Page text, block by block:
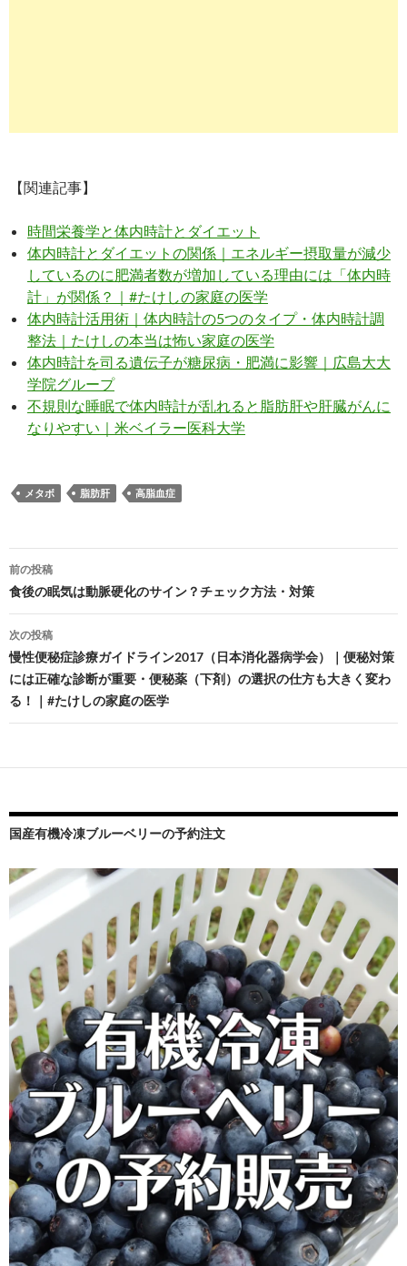
【関連記事】
時間栄養学と体内時計とダイエット
体内時計とダイエットの関係｜エネルギー摂取量が減少
しているのに肥満者数が増加している理由には「体内時
計」が関係？｜#たけしの家庭の医学
体内時計活用術｜体内時計の5つのタイプ・体内時計調
整法｜たけしの本当は怖い家庭の医学
体内時計を司る遺伝子が糖尿病・肥満に影響｜広島大大
学院グループ
不規則な睡眠で体内時計が乱れると脂肪肝や肝臓がんに
なりやすい｜米ベイラー医科大学
メタボ 脂肪肝 高脂血症
投
稿
ナ
ビ
ゲ
ー
ン
前の投稿
食後の眠気は動脈硬化のサイン？チェック方法・対策
次の投稿
慢性便秘症診療ガイドライン2017（日本消化器病学会）｜便秘対策
には正確な診断が重要・便秘薬（下剤）の選択の仕方も大きく変わ
る！｜#たけしの家庭の医学
国産有機冷凍ブルーベリーの予約注文